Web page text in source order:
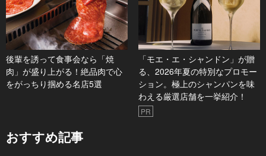
後輩を誘って食事会なら「焼
肉」が盛り上がる！絶品肉で心
をがっちり掴める名店5選
「モエ・エ・シャンドン」が贈
る、2026年夏の特別なプロモー
ション。極上のシャンパンを味
わえる厳選店舗を一挙紹介！
PR
おすすめ記事